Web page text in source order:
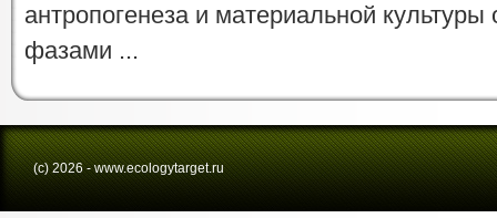
антропогенеза и материальной
фазами ...
(с) 2026 - www.ecologytarget.ru